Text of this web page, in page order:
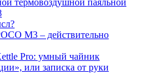
термовоздушной паяльной
M3 – действительно
Pro: умный чайник
или записка от руки